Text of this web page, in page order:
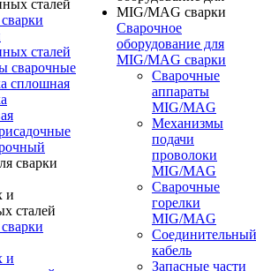
сталей
сварочные
сплошная
и
Сварочное
оборудование для
MIG/MAG сварки
Сварочные
аппараты
MIG/MAG
Механизмы
подачи
проволоки
MIG/MAG
Сварочные
горелки
MIG/MAG
Соединительный
кабель
Запасные части